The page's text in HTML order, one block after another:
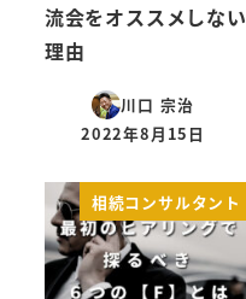
流会をオススメしない
理由
川口 宗治
投稿日
2022年8月15日
相続コンサルタント